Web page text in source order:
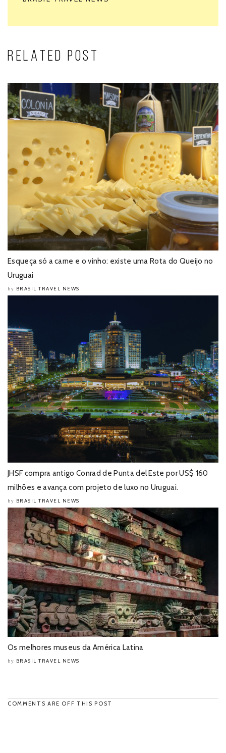
RELATED POST
Esqueça só a carne e o vinho: existe uma Rota do Queijo no
Uruguai
by BRASIL TRAVEL NEWS
JHSF compra antigo Conrad de Punta del Este por US$ 160
milhões e avança com projeto de luxo no Uruguai.
by BRASIL TRAVEL NEWS
Os melhores museus da América Latina
by BRASIL TRAVEL NEWS
COMMENTS ARE OFF THIS POST